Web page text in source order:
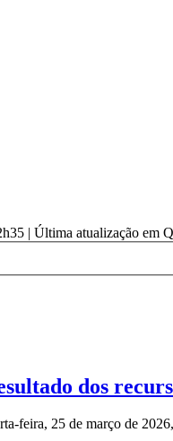
| Última atualização em
dos
feira, 25 de março de